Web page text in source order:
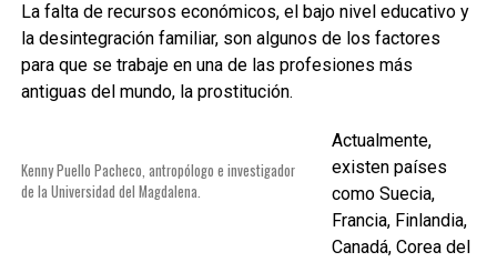
La falta de recursos económicos, el bajo nivel educativo y
la desintegración familiar, son algunos de los factores
para que se trabaje en una de las profesiones más
antiguas del mundo, la prostitución.
Kenny Puello Pacheco, antropólogo e investigador
de la Universidad del Magdalena.
Actualmente,
existen países
como Suecia,
Francia, Finlandia,
Canadá, Corea del